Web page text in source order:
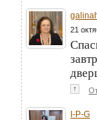
21
↑
I-P-G